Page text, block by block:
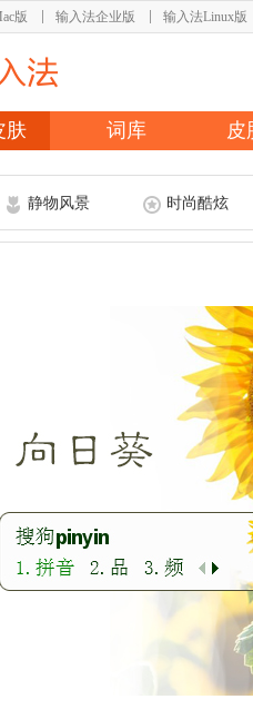
版 输入法企业版 输入法Linux版
肤 词库 皮
静物风景 时尚酷炫